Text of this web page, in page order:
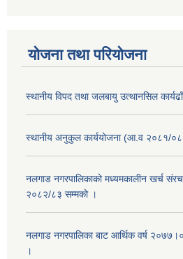
योजना तथा परियोजना
स्थानीय विपद तथा जलबायु उत्थानसिल
स्थानीय अनुकुल कार्ययोजना (आ.व २०८१/
नलगाड नगरपालिकाको मध्यमकालीन खर्च
२०८२/८३ सम्मको ।
नलगाड नगरपालिका बाट आर्थिक वर्ष
।